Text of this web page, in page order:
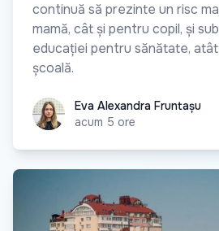
continuă să prezinte un risc
mamă, cât și pentru copil, și
educației pentru sănătate, atât
școală.
Eva Alexandra Fruntașu
Eva Alexandra Fruntașu
acum 5 ore